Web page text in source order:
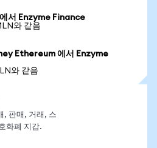
서 Enzyme Finance
와 같음
Ethereum 에서 Enzyme
와 같음
, 판매, 거래, 스
화폐 지갑.